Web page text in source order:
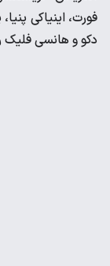
فورت، اینیاکی
دکو و هانسی ‌فلیک